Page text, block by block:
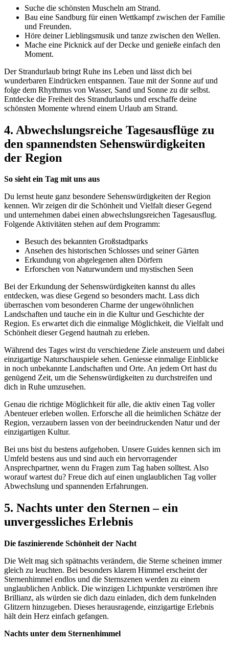
Suche die schönsten Muscheln am Strand.
Bau eine Sandburg für einen Wettkampf zwischen der Familie
und Freunden.
Höre deiner Lieblingsmusik und tanze zwischen den Wellen.
Mache eine Picknick auf der Decke und genieße einfach den
Moment.
Der Strandurlaub bringt Ruhe ins Leben und lässt dich bei
wunderbaren Eindrücken entspannen. Taue mit der Sonne auf und
folge dem Rhythmus von Wasser, Sand und Sonne zu dir selbst.
Entdecke die Freiheit des Strandurlaubs und erschaffe deine
schönsten Momente whrend einem Urlaub am Strand.
4. Abwechslungsreiche Tagesausflüge zu
den spannendsten Sehenswürdigkeiten
der Region
So sieht ein Tag mit uns aus
Du lernst heute ganz besondere Sehenswürdigkeiten der Region
kennen. Wir zeigen dir die Schönheit und Vielfalt dieser Gegend
und unternehmen dabei einen abwechslungsreichen Tagesausflug.
Folgende Aktivitäten stehen auf dem Programm:
Besuch des bekannten Großstadtparks
Ansehen des historischen Schlosses und seiner Gärten
Erkundung von abgelegenen alten Dörfern
Erforschen von Naturwundern und mystischen Seen
Bei der Erkundung der Sehenswürdigkeiten kannst du alles
entdecken, was diese Gegend so besonders macht. Lass dich
überraschen vom besonderen Charme der ungewöhnlichen
Landschaften und tauche ein in die Kultur und Geschichte der
Region. Es erwartet dich die einmalige Möglichkeit, die Vielfalt und
Schönheit dieser Gegend hautnah zu erleben.
Während des Tages wirst du verschiedene Ziele ansteuern und dabei
einzigartige Naturschauspiele sehen. Geniesse einmalige Einblicke
in noch unbekannte Landschaften und Orte. An jedem Ort hast du
genügend Zeit, um die Sehenswürdigkeiten zu durchstreifen und
dich in Ruhe umzusehen.
Genau die richtige Möglichkeit für alle, die aktiv einen Tag voller
Abenteuer erleben wollen. Erforsche all die heimlichen Schätze der
Region, verzaubern lassen von der beeindruckenden Natur und der
einzigartigen Kultur.
Bei uns bist du bestens aufgehoben. Unsere Guides kennen sich im
Umfeld bestens aus und sind auch ein hervorragender
Ansprechpartner, wenn du Fragen zum Tag haben solltest. Also
worauf wartest du? Freue dich auf einen unglaublichen Tag voller
Abwechslung und spannenden Erfahrungen.
5. Nachts unter den Sternen – ein
unvergessliches Erlebnis
Die faszinierende Schönheit der Nacht
Die Welt mag sich spätnachts verändern, die Sterne scheinen immer
gleich zu leuchten. Bei besonders klarem Himmel erscheint der
Sternenhimmel endlos und die Sternszenen werden zu einem
unglaublichen Anblick. Die winzigen Lichtpunkte verströmen ihre
Brillianz, als würden sie dich dazu einladen, dich dem funkelnden
Glitzern hinzugeben. Dieses herausragende, einzigartige Erlebnis
hält dein Herz einfach gefangen.
Nachts unter dem Sternenhimmel